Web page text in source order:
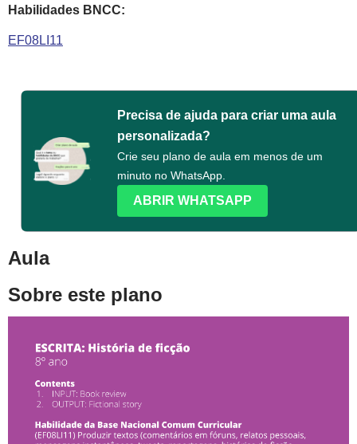
Habilidades BNCC:
EF08LI11
Precisa de ajuda para criar uma aula
personalizada?
Crie seu plano de aula em menos de um
minuto no WhatsApp.
ABRIR WHATSAPP
Aula
Sobre este plano